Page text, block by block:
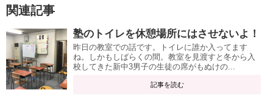
関連記事
塾のトイレを休憩場所にはさせないよ！
昨日の教室での話です。トイレに誰か入ってます
ね。しかもしばらくの間。教室を見渡すと冬から入
校してきた新中3男子の生徒の席がもぬけの...
記事を読む